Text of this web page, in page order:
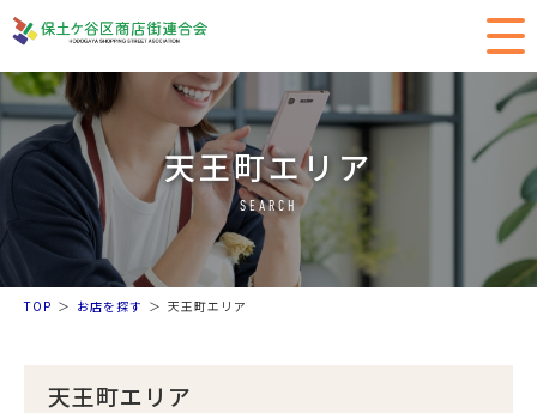
天王町エリア
SEARCH
TOP お店を探す 天王町エリア
天王町エリア